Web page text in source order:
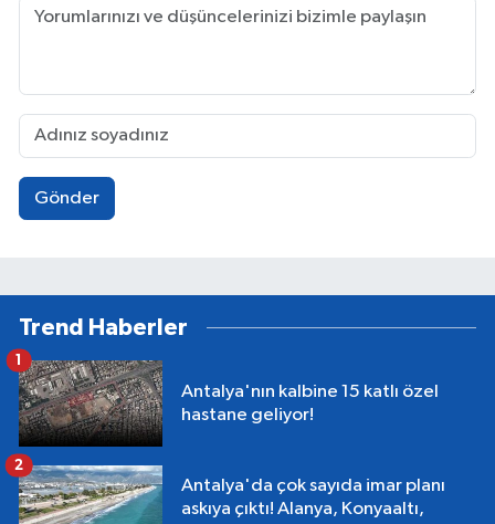
Gönder
Trend Haberler
Antalya'nın kalbine 15 katlı özel
hastane geliyor!
1
Antalya'da çok sayıda imar planı
askıya çıktı! Alanya, Konyaaltı,
2